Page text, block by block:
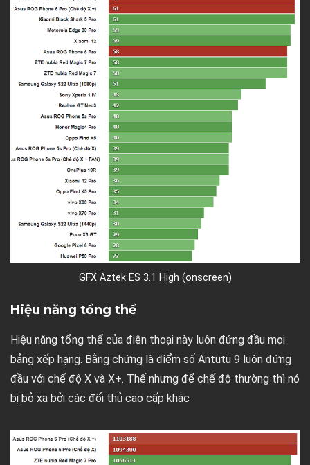
GFX Aztek ES 3.1 High (onscreen)
Hiệu năng tổng thể
Hiệu năng tổng thể của điện thoại này luôn đứng đầu mọi
bảng xếp hạng. Bằng chứng là điểm số Antutu 9 luôn đứng
đầu với chế độ X và X+. Thế nhưng để chế độ thường thì nó
bị bỏ xa bởi các đối thủ cao cấp khác